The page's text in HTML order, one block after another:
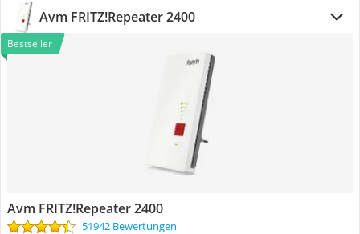
Avm FRITZ!Repeater 2400
Bestseller
Avm FRITZ!Repeater 2400
51942 Bewertungen